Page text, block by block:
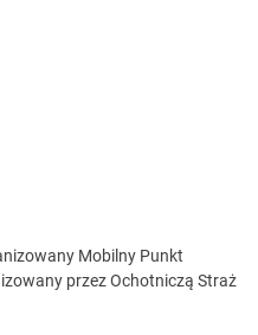
Mobilny Punkt
przez Ochotniczą Straż